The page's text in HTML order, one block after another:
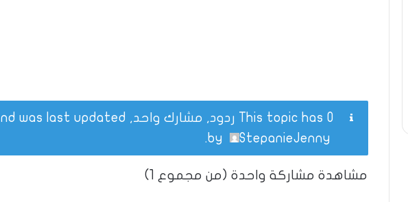
This topic has 0 ردود, مشارك واحد, and was last updated
by
StepanieJenny
.
مشاهدة مشاركة واحدة (من مجموع 1)